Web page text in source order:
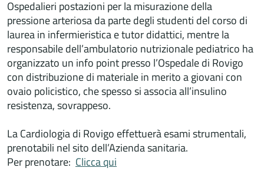
Ospedalieri postazioni per la misurazione della
pressione arteriosa da parte degli studenti del corso di
laurea in infermieristica e tutor didattici, mentre la
responsabile dell’ambulatorio nutrizionale pediatrico ha
organizzato un info point presso l’Ospedale di Rovigo
con distribuzione di materiale in merito a giovani con
ovaio policistico, che spesso si associa all’insulino
resistenza, sovrappeso.
La Cardiologia di Rovigo effettuerà esami strumentali,
prenotabili nel sito dell’Azienda sanitaria.
Per prenotare: Clicca qui